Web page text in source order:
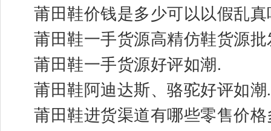
莆田鞋价钱是多少可以以假乱真
莆田鞋一手货源高精仿鞋货源批
莆田鞋一手货源好评如潮.
莆田鞋阿迪达斯、骆驼好评如潮.
莆田鞋进货渠道有哪些零售价格